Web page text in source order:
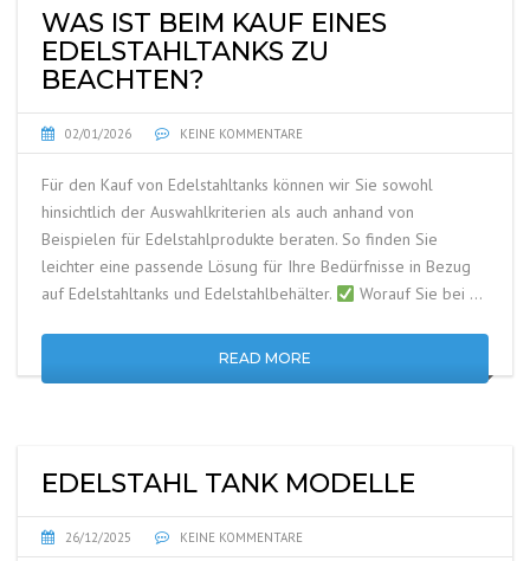
WAS IST BEIM KAUF EINES
EDELSTAHLTANKS ZU
BEACHTEN?
02/01/2026 KEINE KOMMENTARE
Für den Kauf von Edelstahltanks können wir Sie sowohl
hinsichtlich der Auswahlkriterien als auch anhand von
Beispielen für Edelstahlprodukte beraten. So finden Sie
leichter eine passende Lösung für Ihre Bedürfnisse in Bezug
auf Edelstahltanks und Edelstahlbehälter.
Worauf Sie bei …
READ MORE
EDELSTAHL TANK MODELLE
26/12/2025 KEINE KOMMENTARE